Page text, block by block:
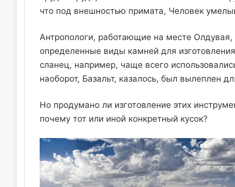
что под внешностью примата, Человек
Антропологи, работающие на месте
определенные виды камней для
сланец, например, чаще всего
наоборот, Базальт, казалось, был вылеплен
Но продумано ли изготовление этих
почему тот или иной конкретный кусок?